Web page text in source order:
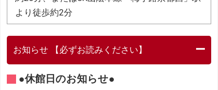
より徒歩約2分
お知らせ 【必ずお読みください】
●休館日のお知らせ●